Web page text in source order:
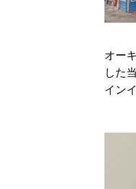
オー
した
イン